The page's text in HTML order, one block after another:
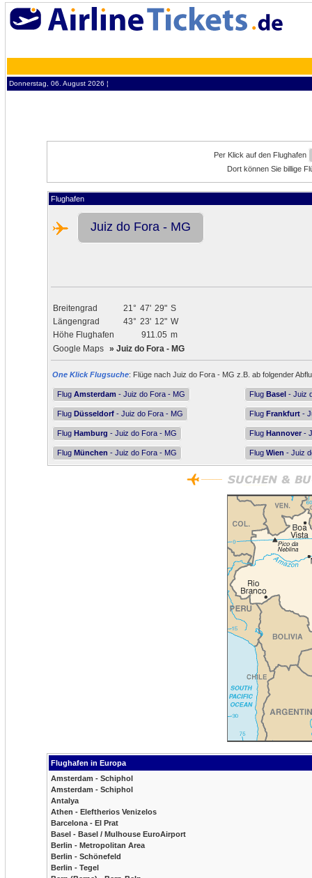
Donnerstag, 06. August 2026 ¦
Per Klick auf den Flughafen
Dort können Sie billige
Flughafen
Juiz do Fora - MG
Breitengrad 21° 47' 29" S
Längengrad
43° 23' 12" W
Höhe Flughafen
911.05 m
Google Maps » Juiz do Fora - MG
One Klick Flugsuche: Flüge nach Juiz do Fora - MG z.B. ab folgender
Flug Amsterdam - Juiz do Fora - MG Flug Basel - Juiz
Flug Düsseldorf - Juiz do Fora - MG Flug Frankfurt -
Flug Hamburg - Juiz do Fora - MG Flug Hannover -
Flug München - Juiz do Fora - MG Flug Wien - Juiz
Flughafen in Europa
Amsterdam - Schiphol
Amsterdam - Schiphol
Antalya
Athen - Eleftherios Venizelos
Barcelona - El Prat
Basel - Basel / Mulhouse EuroAirport
Berlin - Metropolitan Area
Berlin - Schönefeld
Berlin - Tegel